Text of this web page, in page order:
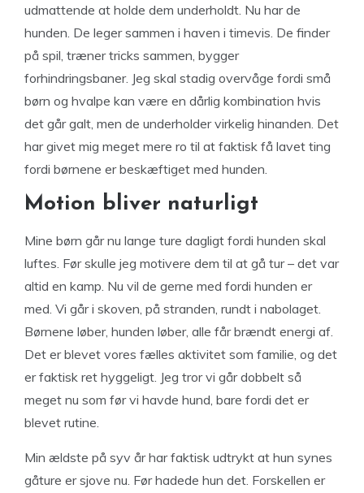
udmattende at holde dem underholdt. Nu har de
hunden. De leger sammen i haven i timevis. De finder
på spil, træner tricks sammen, bygger
forhindringsbaner. Jeg skal stadig overvåge fordi små
børn og hvalpe kan være en dårlig kombination hvis
det går galt, men de underholder virkelig hinanden. Det
har givet mig meget mere ro til at faktisk få lavet ting
fordi børnene er beskæftiget med hunden.
Motion bliver naturligt
Mine børn går nu lange ture dagligt fordi hunden skal
luftes. Før skulle jeg motivere dem til at gå tur – det var
altid en kamp. Nu vil de gerne med fordi hunden er
med. Vi går i skoven, på stranden, rundt i nabolaget.
Børnene løber, hunden løber, alle får brændt energi af.
Det er blevet vores fælles aktivitet som familie, og det
er faktisk ret hyggeligt. Jeg tror vi går dobbelt så
meget nu som før vi havde hund, bare fordi det er
blevet rutine.
Min ældste på syv år har faktisk udtrykt at hun synes
gåture er sjove nu. Før hadede hun det. Forskellen er